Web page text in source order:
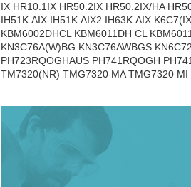
IX HR10.1IX HR50.2IX HR50.2IX/HA
IH51K.AIX IH51K.AIX2 IH63K.AIX
KBM6002DHCL KBM6011DH CL
KN3C76A(W)BG KN3C76AWBGS
PH723RQOGHAUS PH741RQOGH
TM7320(NR) TMG7320 MA TMG7320